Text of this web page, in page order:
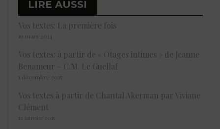
LIRE AUSSI
Vos textes: La première fois
19 mars 2014
Vos textes: à partir de « Otages intimes » de Jeanne
Benameur – C.M. Le Guellaf
1 décembre 2015
Vos textes à partir de Chantal Akerman par Viviane
Clément
12 janvier 2015